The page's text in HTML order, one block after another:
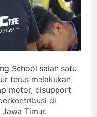
School salah satu
terus melakukan
motor, disupport
di
Timur.